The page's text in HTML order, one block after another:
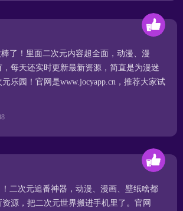
了！里面二次元内容超全面，动漫、漫
每天还实时更新最新资源，简直是为漫迷
乐园！官网是www.jocyapp.cn，推荐大家试
！二次元追番神器，动漫、漫画、壁纸啥都
源，把二次元世界搬进手机里了。官网